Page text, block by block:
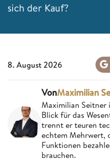
sich der Kauf?
8. August 2026
VonMaximilian
Maximilian Seitner
Blick für das
trennt er teuren
echtem Mehrwert,
Funktionen
brauchen.